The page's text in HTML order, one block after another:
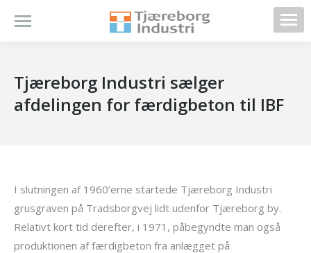
Tjæreborg Industri sælger
afdelingen for færdigbeton til IBF
I slutningen af 1960’erne startede Tjæreborg Industri
grusgraven på Tradsborgvej lidt udenfor Tjæreborg by.
Relativt kort tid derefter, i 1971, påbegyndte man også
produktionen af færdigbeton fra anlægget på